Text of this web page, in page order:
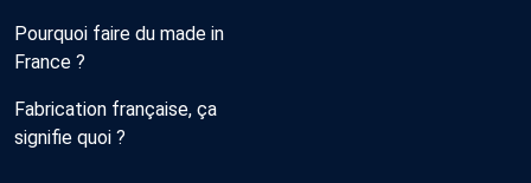
Pourquoi faire du made in
France ?
Fabrication française, ça
signifie quoi ?